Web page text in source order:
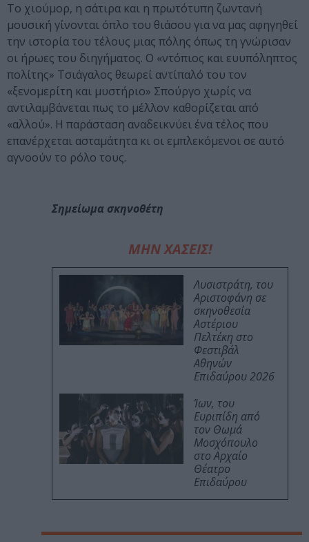
Το χιούμορ, η σάτιρα και η πρωτότυπη ζωντανή
μουσική γίνονται όπλο του θιάσου για να μας αφηγηθεί
την ιστορία του τέλους μιας πόλης όπως τη γνώρισαν
οι ήρωες του διηγήματος. Ο «ντόπιος και ευυπόληπτος
πολίτης» Τσιάγαλος θεωρεί αντίπαλό του τον
«ξενομερίτη και μυστήριο» Σπούργο χωρίς να
αντιλαμβάνεται πως το μέλλον καθορίζεται από
«αλλού». Η παράσταση αναδεικνύει ένα τέλος που
επανέρχεται ασταμάτητα κι οι εμπλεκόμενοι σε αυτό
αγνοούν το ρόλο τους.
Σημείωμα σκηνοθέτη
ΜΗΝ ΧΑΣΕΙΣ!
Λυσιστράτη, του
Αριστοφάνη σε
σκηνοθεσία
Αστέριου
Πελτέκη στο
Φεστιβάλ
Αθηνών
Επιδαύρου 2026
Ίων, του
Ευριπίδη από
τον Θωμά
Μοσχόπουλο
στο Αρχαίο
Θέατρο
Επιδαύρου